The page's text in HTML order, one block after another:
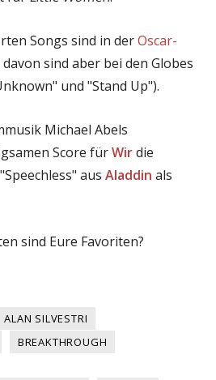
Songs sind in derOscar-
sind aber bei den Globes
und "Stand Up").
Michael Abels
Score fürWirdie
aus Aladdin als
sind Eure Favoriten?
ALAN SILVESTRI
BREAKTHROUGH